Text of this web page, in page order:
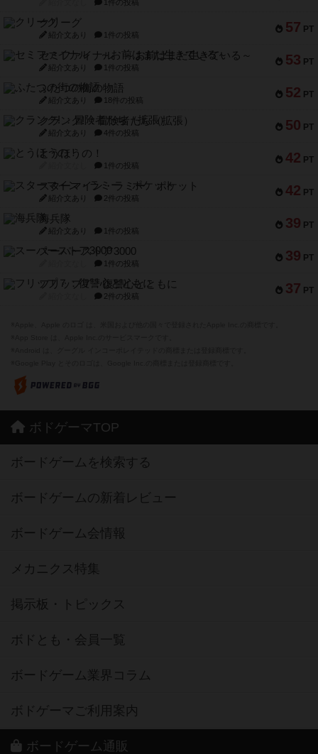
1件の投稿
57 PT
クリーグ
紹介文あり 1件の投稿
53 PT
セミファイナル ～お前はまだ生きている～
紹介文あり 1件の投稿
52 PT
ふたつの街の物語
紹介文あり 18件の投稿
50 PT
クランク! ：冒険者たち（拡張）
紹介文あり 4件の投稿
42 PT
とうほうの！
1件の投稿
42 PT
スターマイン・ラミー ポケット
紹介文あり 2件の投稿
39 PT
海兵隊
紹介文あり 1件の投稿
39 PT
スーパーストア3000
1件の投稿
37 PT
フリップ７：復讐心とともに
2件の投稿
ボドゲーマTOP
ボードゲームを検索する
ボードゲームの新着レビュー
ボードゲーム会情報
メカニクス特集
掲示板・トピックス
ボドとも・会員一覧
ボードゲーム業界コラム
ボドゲーマご利用案内
ボードゲーム通販